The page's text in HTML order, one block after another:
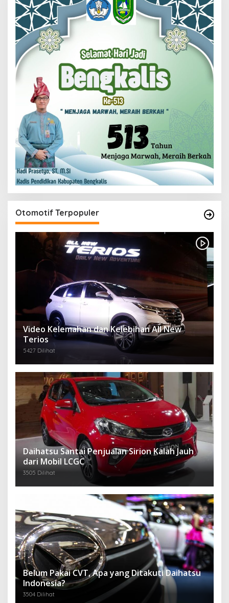
Otomotif Terpopuler
Video Kelemahan dan Kelebihan All New
Terios
5427 Dilihat
Daihatsu Santai Penjualan Sirion Kalah Jauh
dari Mobil LCGC
3505 Dilihat
Belum Pakai CVT, Apa yang Ditakuti Daihatsu
Indonesia?
3504 Dilihat